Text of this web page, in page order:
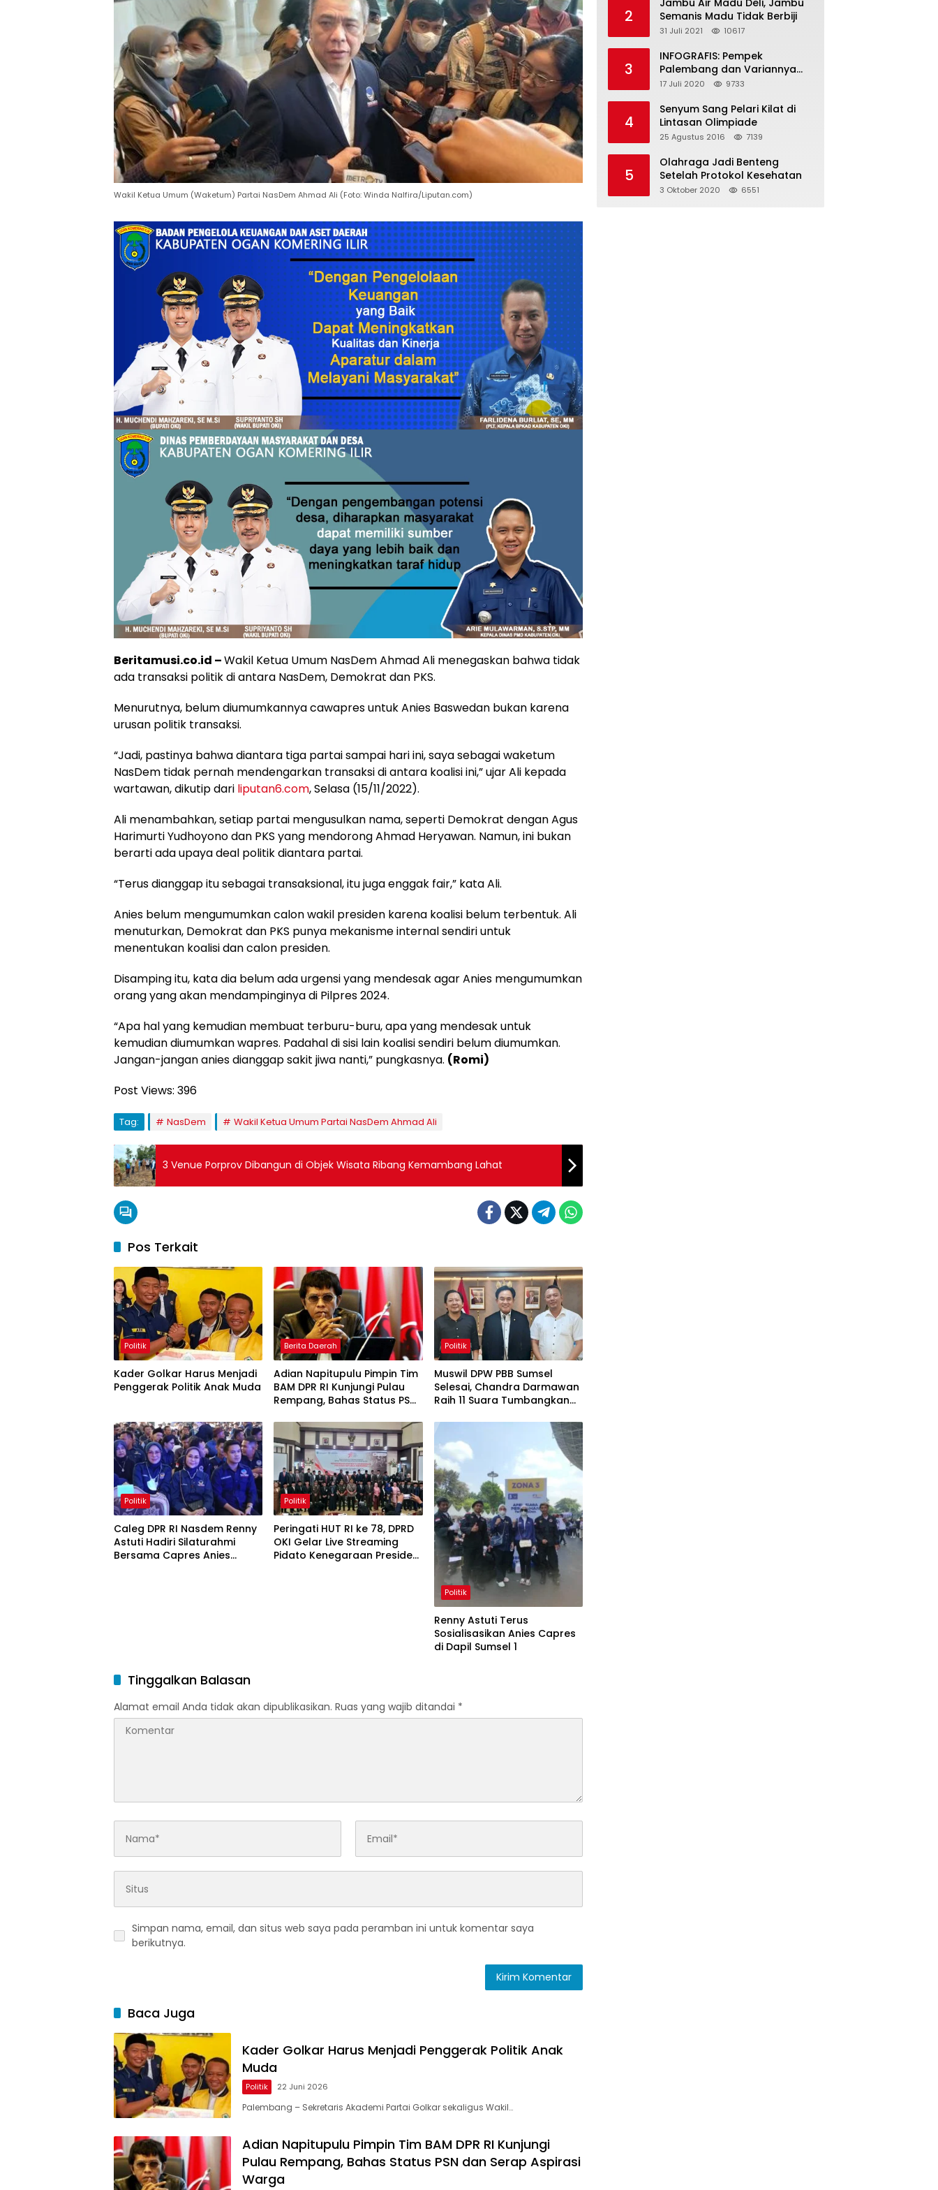
Wakil Ketua Umum (Waketum) Partai NasDem Ahmad Ali (Foto: Winda Nalfira/Liputan.com)
Beritamusi.co.id –Wakil Ketua Umum NasDem Ahmad Ali menegaskan bahwa tidak
ada transaksi politik di antara NasDem, Demokrat dan PKS.
Menurutnya, belum diumumkannya cawapres untuk Anies Baswedan bukan karena
urusan politik transaksi.
“Jadi, pastinya bahwa diantara tiga partai sampai hari ini, saya sebagai waketum
NasDem tidak pernah mendengarkan transaksi di antara koalisi ini,” ujar Ali kepada
wartawan, dikutip dari liputan6.com, Selasa (15/11/2022).
Ali menambahkan, setiap partai mengusulkan nama, seperti Demokrat dengan Agus
Harimurti Yudhoyono dan PKS yang mendorong Ahmad Heryawan. Namun, ini bukan
berarti ada upaya deal politik diantara partai.
“Terus dianggap itu sebagai transaksional, itu juga enggak fair,” kata Ali.
Anies belum mengumumkan calon wakil presiden karena koalisi belum terbentuk. Ali
menuturkan, Demokrat dan PKS punya mekanisme internal sendiri untuk
menentukan koalisi dan calon presiden.
Disamping itu, kata dia belum ada urgensi yang mendesak agar Anies mengumumkan
orang yang akan mendampinginya di Pilpres 2024.
“Apa hal yang kemudian membuat terburu-buru, apa yang mendesak untuk
kemudian diumumkan wapres. Padahal di sisi lain koalisi sendiri belum diumumkan.
Jangan-jangan anies dianggap sakit jiwa nanti,” pungkasnya. (Romi)
Post Views: 396
Tag: NasDem Wakil Ketua Umum Partai NasDem Ahmad Ali
3 Venue Porprov Dibangun di Objek Wisata Ribang Kemambang Lahat
Pos Terkait
Politik
Kader Golkar Harus Menjadi
Penggerak Politik Anak Muda
Berita Daerah
Adian Napitupulu Pimpin Tim
BAM DPR RI Kunjungi Pulau
Rempang, Bahas Status PSN
Politik
Muswil DPW PBB Sumsel
Selesai, Chandra Darmawan
Raih 11 Suara Tumbangkan
Politik
Caleg DPR RI Nasdem Renny
Astuti Hadiri Silaturahmi
Bersama Capres Anies
Politik
Peringati HUT RI ke 78, DPRD
OKI Gelar Live Streaming
Pidato Kenegaraan Presiden
Politik
Renny Astuti Terus
Sosialisasikan Anies Capres
di Dapil Sumsel 1
Tinggalkan Balasan
Alamat email Anda tidak akan dipublikasikan. Ruas yang wajib ditandai *
Simpan nama, email, dan situs web saya pada peramban ini untuk komentar saya
berikutnya.
Baca Juga
Kader Golkar Harus Menjadi Penggerak Politik Anak
Muda
Politik 22 Juni 2026
Palembang – Sekretaris Akademi Partai Golkar sekaligus Wakil…
Adian Napitupulu Pimpin Tim BAM DPR RI Kunjungi
Pulau Rempang, Bahas Status PSN dan Serap Aspirasi
Warga
2
Jambu Air Madu Deli, Jambu
Semanis Madu Tidak Berbiji
31 Juli 2021 10617
3
INFOGRAFIS: Pempek
Palembang dan Variannya
yang Melegenda
17 Juli 2020 9733
4
Senyum Sang Pelari Kilat di
Lintasan Olimpiade
25 Agustus 2016 7139
5
Olahraga Jadi Benteng
Setelah Protokol Kesehatan
3 Oktober 2020 6551